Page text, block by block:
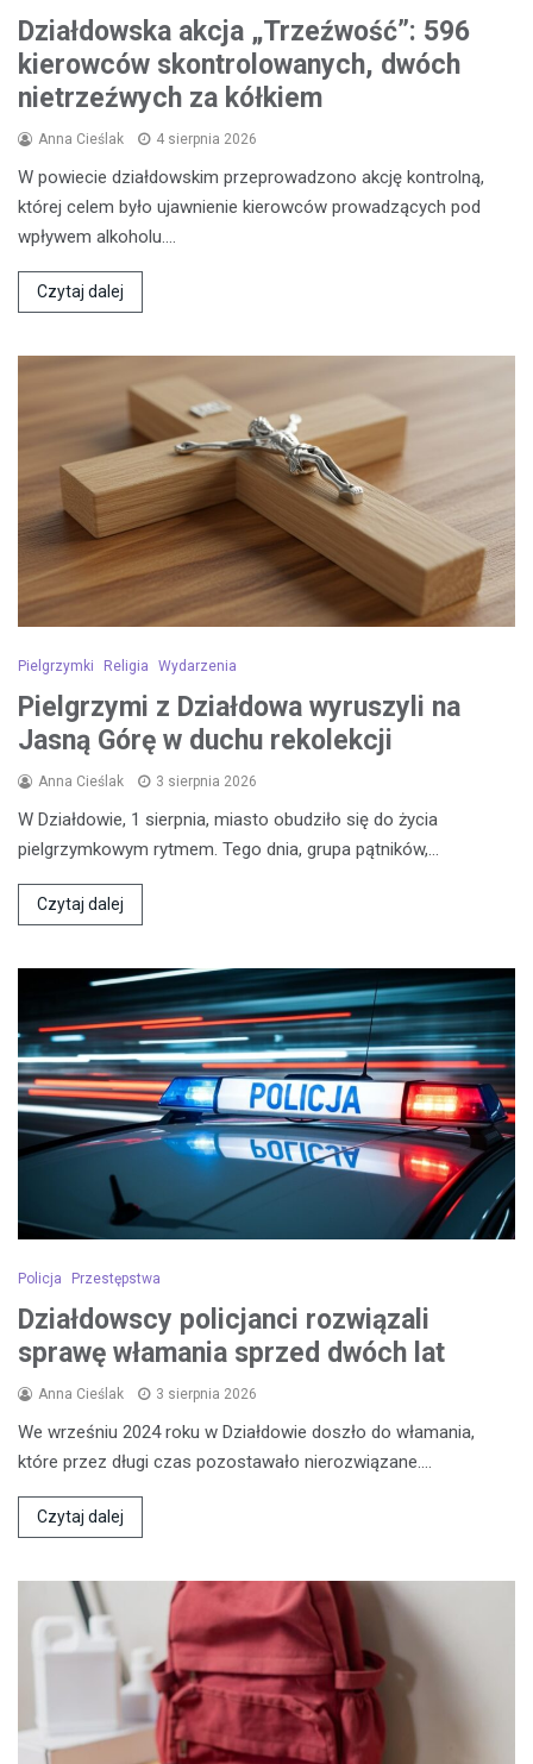
Działdowska akcja „Trzeźwość”: 596
kierowców skontrolowanych, dwóch
nietrzeźwych za kółkiem
Anna Cieślak 4 sierpnia 2026
W powiecie działdowskim przeprowadzono akcję kontrolną,
której celem było ujawnienie kierowców prowadzących pod
wpływem alkoholu.…
Czytaj dalej
Pielgrzymki Religia Wydarzenia
Pielgrzymi z Działdowa wyruszyli na
Jasną Górę w duchu rekolekcji
Anna Cieślak 3 sierpnia 2026
W Działdowie, 1 sierpnia, miasto obudziło się do życia
pielgrzymkowym rytmem. Tego dnia, grupa pątników,…
Czytaj dalej
Policja Przestępstwa
Działdowscy policjanci rozwiązali
sprawę włamania sprzed dwóch lat
Anna Cieślak 3 sierpnia 2026
We wrześniu 2024 roku w Działdowie doszło do włamania,
które przez długi czas pozostawało nierozwiązane.…
Czytaj dalej